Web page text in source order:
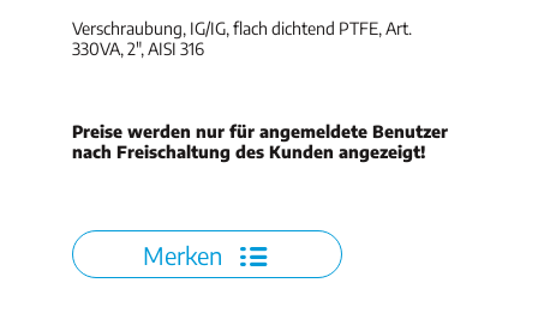
Verschraubung, IG/IG, flach dichtend PTFE, Art.
330VA, 2", AISI 316
Preise werden nur für angemeldete Benutzer
nach Freischaltung des Kunden angezeigt!
Merken